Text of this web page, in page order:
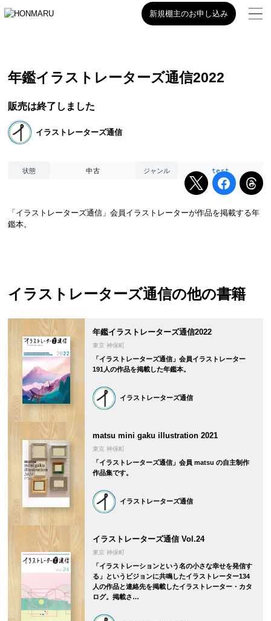
新規棚主のお申し込み
年鑑イラストレーターズ通信2022
販売は終了しました
イラストレーターズ通信
状態 中古 ジャンル test
「イラストレーターズ通信」会員イラストレーターが作品を掲載する年
鑑本。
イラストレーターズ通信の他の書籍
年鑑イラストレーターズ通信2022
東京 神保町
「イラストレーターズ通信」会員イラストレーター
191人の作品を掲載した年鑑本。
イラストレーターズ通信
matsu mini gaku illustration 2021
東京 神保町
「イラストレーターズ通信」会員 matsu の自主制作
作品集です。
イラストレーターズ通信
イラストレーターズ通信 Vol.24
東京 神保町
「イラストレーションという名の小さな幸せを発信す
る」というビジョンに共鳴したイラストレーター134
人の作品と連絡先を掲載したイラストレーター・カタ
ログ。掲載さ…